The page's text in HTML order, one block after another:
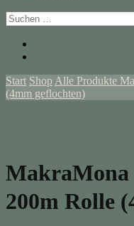
Suchen
nach:
Start Shop Alle Produkte
(4mm geflochten)
MakraMona
200m Rolle